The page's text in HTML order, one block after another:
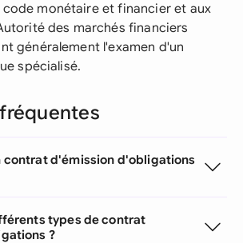
monétaire et financier et aux
des marchés financiers
généralement l'examen d'un
spécialisé.
contrat d'émission d'obligations
types de contrat
?